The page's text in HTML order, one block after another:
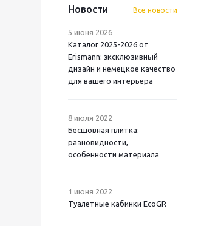
Новости Все новости
5 июня 2026
Каталог 2025-2026 от
Erismann: эксклюзивный
дизайн и немецкое качество
для вашего интерьера
8 июля 2022
Бесшовная плитка:
разновидности,
особенности материала
1 июня 2022
Туалетные кабинки EcoGR